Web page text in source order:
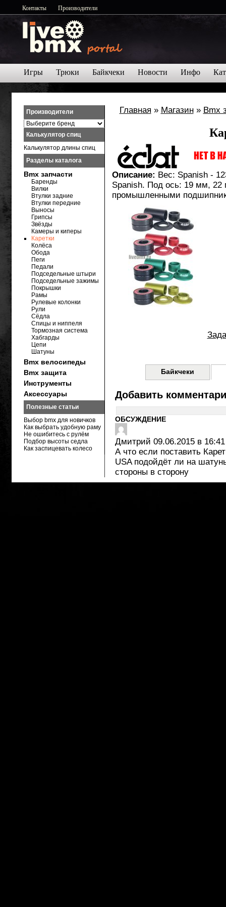
Контакты Производители
Игры Трюки Байкчеки Новости Инфо
Главная » Магазин» Bmx
Описание: Вес: Spanish -
Spanish. Под ось: 19 мм, 22
промышленными
Байкчеки
Добавить
ОБСУЖДЕНИЕ
Дмитрий 09.06.2015 в 16:41
А что если поставить
USA подойдёт ли на
стороны в сторону
Производители
Калькулятор спиц
Калькулятор длины спиц
Разделы каталога
Bmx запчасти
Баренды
Вилки
Втулки задние
Втулки передние
Выносы
Грипсы
Звёзды
Камеры и киперы
Каретки
Колёса
Обода
Пеги
Педали
Подседельные штыри
Подседельные зажимы
Покрышки
Рамы
Рулевые колонки
Рули
Сёдла
Спицы и ниппеля
Тормозная система
Хабгарды
Цепи
Шатуны
Bmx велосипеды
Bmx защита
Инструменты
Аксессуары
Полезные статьи
Выбор bmx для новичков
Как выбрать удобную раму
Не ошибитесь с рулём
Подбор высоты седла
Как заспицевать колесо